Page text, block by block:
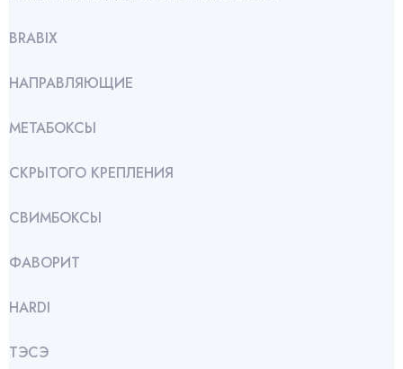
BRABIX
НАПРАВЛЯЮЩИЕ
МЕТАБОКСЫ
СКРЫТОГО КРЕПЛЕНИЯ
СВИМБОКСЫ
ФАВОРИТ
HARDI
ТЭСЭ